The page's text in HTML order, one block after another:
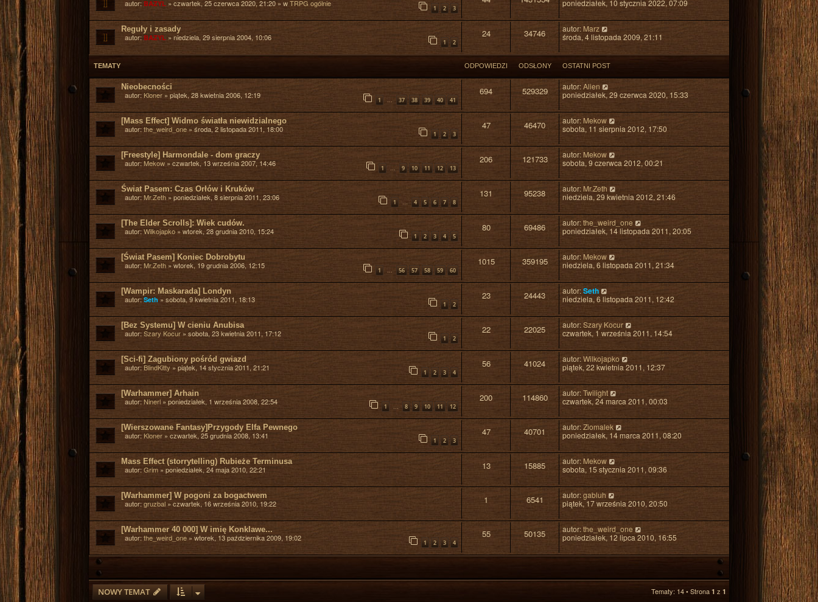
w
z
p
s
autor: BAZYL »czwartek, 25 czerwca 2020, 21:20» wTRPG ogólnie
1 2 3
poniedziałek, 10 stycznia 2022, 07:09
Reguły i zasady
autor: BAZYL »niedziela, 29 sierpnia 2004, 10:06
1 2
24 34746 autor:Marz
środa, 4 listopada 2009, 21:11
TEMATY ODPOWIEDZI ODSŁONY OSTATNI POST
Nieobecności
autor: Kloner» piątek, 28 kwietnia 2006, 12:19
1 … 37 38 39 40 41
694 529329 autor:Alien
poniedziałek, 29 czerwca 2020, 15:33
[Mass Effect] Widmo światła niewidzialnego
autor: the_weird_one»środa, 2 listopada 2011, 18:00
1 2 3
47 46470 autor:Mekow
sobota, 11 sierpnia 2012, 17:50
[Freestyle] Harmondale - dom graczy
autor: Mekow»czwartek, 13 września 2007, 14:46
1 … 9 10 11 12 13
206 121733 autor:Mekow
sobota, 9 czerwca 2012, 00:21
Świat Pasem: Czas Orłów i Kruków
autor: Mr.Zeth»poniedziałek, 8 sierpnia 2011, 23:06
1 … 4 5 6 7 8
131 95238 autor:Mr.Zeth
niedziela, 29 kwietnia 2012, 21:46
[The Elder Scrolls]: Wiek cudów.
autor: Wilkojapko» wtorek, 28 grudnia 2010, 15:24
1 2 3 4 5
80 69486 autor:the_weird_one
poniedziałek, 14 listopada 2011, 20:05
[Świat Pasem] Koniec Dobrobytu
autor: Mr.Zeth»wtorek, 19 grudnia 2006, 12:15
1 … 56 57 58 59 60
1015 359195 autor:Mekow
niedziela, 6 listopada 2011, 21:34
[Wampir: Maskarada] Londyn
autor: Seth » sobota, 9 kwietnia 2011, 18:13
1 2
23 24443 autor:Seth
niedziela, 6 listopada 2011, 12:42
[Bez Systemu] W cieniu Anubisa
autor: Szary Kocur» sobota, 23 kwietnia 2011, 17:12
1 2
22 22025 autor:Szary Kocur
czwartek, 1 września 2011, 14:54
[Sci-fi] Zagubiony pośród gwiazd
autor: BlindKitty» piątek, 14 stycznia 2011, 21:21
1 2 3 4
56 41024 autor:Wilkojapko
piątek, 22 kwietnia 2011, 12:37
[Warhammer] Arhain
autor: Ninerl» poniedziałek, 1 września 2008, 22:54
1 … 8 9 10 11 12
200 114860 autor:Twilight
czwartek, 24 marca 2011, 00:03
[Wierszowane Fantasy]Przygody Elfa Pewnego
autor: Kloner» czwartek, 25 grudnia 2008, 13:41
1 2 3
47 40701 autor:Ziomalek
poniedziałek, 14 marca 2011, 08:20
Mass Effect (storrytelling) Rubieże Terminusa
autor: Grim» poniedziałek, 24 maja 2010, 22:21 13 15885 autor:Mekow
sobota, 15 stycznia 2011, 09:36
[Warhammer] W pogoni za bogactwem
autor: gruzbal»czwartek, 16 września 2010, 19:22 1 6541 autor:gabluh
piątek, 17 września 2010, 20:50
[Warhammer 40 000] W imię Konklawe...
autor: the_weird_one»wtorek, 13 października 2009, 19:02
1 2 3 4
55 50135 autor:the_weird_one
poniedziałek, 12 lipca 2010, 16:55
NOWY TEMAT Tematy: 14 • Strona 1 z 1